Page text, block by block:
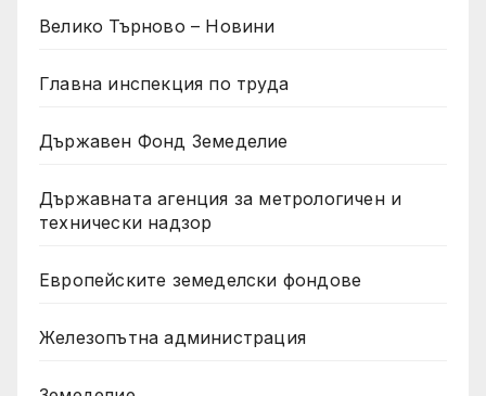
Велико Търново – Новини
Главна инспекция по труда
Държавен Фонд Земеделие
Държавната агенция за метрологичен и
технически надзор
Европейските земеделски фондове
Железопътна администрация